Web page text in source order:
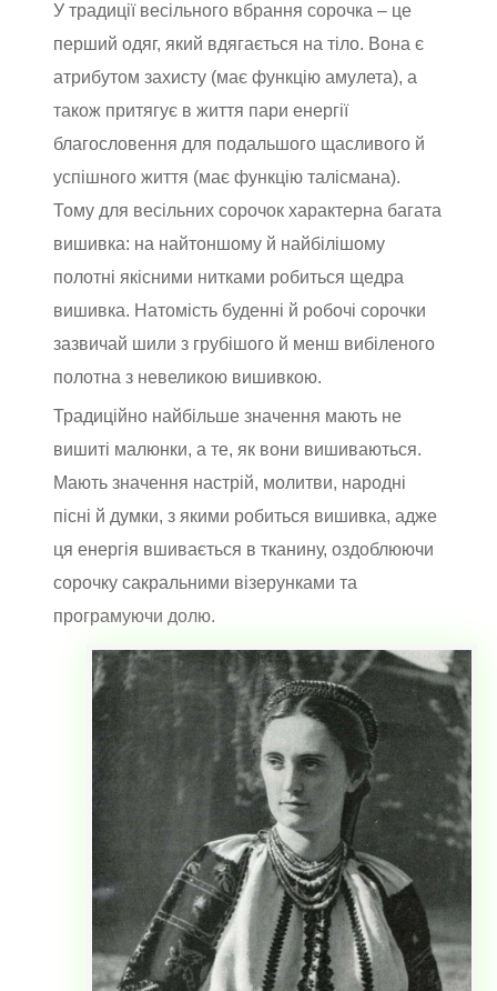
У традиції весільного вбрання сорочка – це
перший одяг, який вдягається на тіло. Вона є
атрибутом захисту (має функцію амулета), а
також притягує в життя пари енергії
благословення для подальшого щасливого й
успішного життя (має функцію талісмана).
Тому для весільних сорочок характерна багата
вишивка: на найтоншому й найбілішому
полотні якісними нитками робиться щедра
вишивка. Натомість буденні й робочі сорочки
зазвичай шили з грубішого й менш вибіленого
полотна з невеликою вишивкою.
Традиційно найбільше значення мають не
вишиті малюнки, а те, як вони вишиваються.
Мають значення настрій, молитви, народні
пісні й думки, з якими робиться вишивка, адже
ця енергія вшивається в тканину, оздоблюючи
сорочку сакральними візерунками та
програмуючи долю.